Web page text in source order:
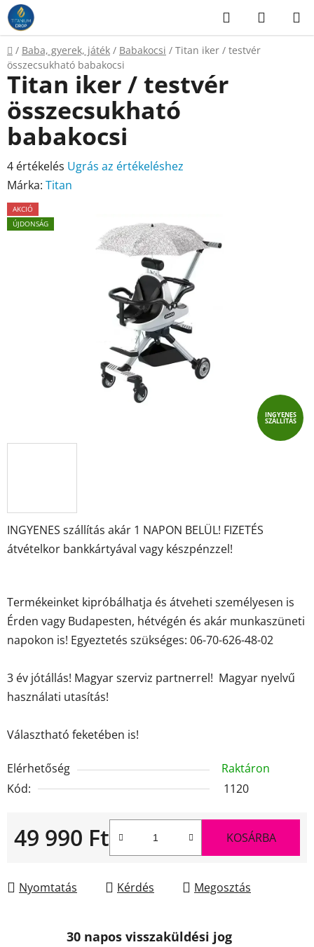
Ugrás
fő
tartalomhoz
KeresésKOSÁR
Kezdőlap
/ Baba, gyerek, játék / Babakocsi / Titan iker / testvér
összecsukható babakocsi
INGYENES szállítás akár 1 NAPON BELÜL! FIZETÉS
átvételkor bankkártyával vagy készpénzzel!
Termékeinket kipróbálhatja és átveheti személyesen is
Érden vagy Budapesten, hétvégén és akár munkaszüneti
napokon is! Egyeztetés szükséges: 06-70-626-48-02
3 év jótállás! Magyar szerviz partnerrel! Magyar nyelvű
használati utasítás!
Választható feketében is!
Elérhetőség
Raktáron
Kód:
1120
49 990 Ft KOSÁRBA
Nyomtatás Kérdés Megosztás
Titan iker / testvér
összecsukható
babakocsi
A
termék
átlagos
értékelése
4 értékelés Ugrás az értékeléshez
Márka: Titan
AKCIÓ
ÚJDONSÁG
INGYENES
SZÁLLÍTÁS
30 napos visszaküldési jog